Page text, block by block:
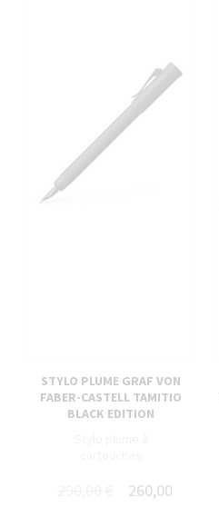
STYLO PLUME GRAF VON
FABER-CASTELL TAMITIO
BLACK EDITION
260,00 €